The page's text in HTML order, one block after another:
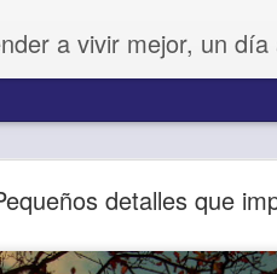
detalles que
a vivir mejor, un
Amar sin fingimiento